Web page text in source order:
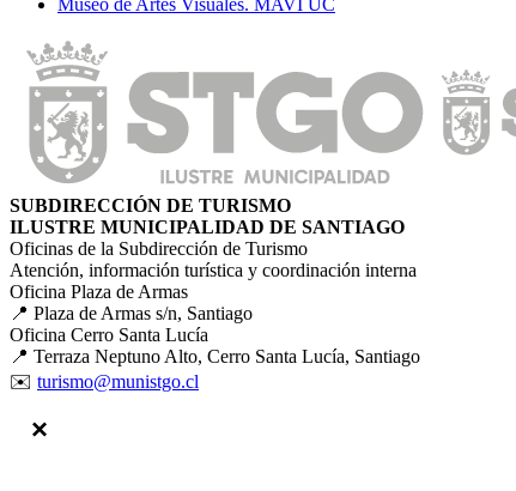
Museo de Artes Visuales. MAVI UC
SUBDIRECCIÓN DE TURISMO
ILUSTRE MUNICIPALIDAD DE SANTIAGO
Oficinas de la Subdirección de Turismo
Atención, información turística y coordinación interna
Oficina Plaza de Armas
📍 Plaza de Armas s/n, Santiago
Oficina Cerro Santa Lucía
📍 Terraza Neptuno Alto, Cerro Santa Lucía, Santiago
✉️ turismo@munistgo.cl